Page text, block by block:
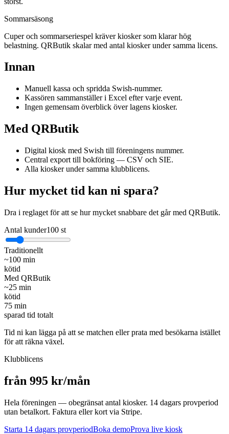
Sommarsäsong
Cuper och sommarseriespel kräver kiosker som klarar hög
belastning. QRButik skalar med antal kiosker under samma licens.
Innan
Manuell kassa och spridda Swish-nummer.
Kassören sammanställer i Excel efter varje event.
Ingen gemensam överblick över lagens kiosker.
Med QRButik
Digital kiosk med Swish till föreningens nummer.
Central export till bokföring — CSV och SIE.
Alla kiosker under samma klubblicens.
Hur mycket tid kan ni spara?
Dra i reglaget för att se hur mycket snabbare det går med QRButik.
Antal kunder100 st
Traditionellt
~100 min
kötid
Med QRButik
~25 min
kötid
75 min
sparad tid totalt
Tid ni kan lägga på att se matchen eller prata med besökarna istället
för att räkna växel.
Klubblicens
från 995 kr/mån
Hela föreningen — obegränsat antal kiosker. 14 dagars provperiod
utan betalkort. Faktura eller kort via Stripe.
Starta 14 dagars provperiodBoka demoProva live kiosk